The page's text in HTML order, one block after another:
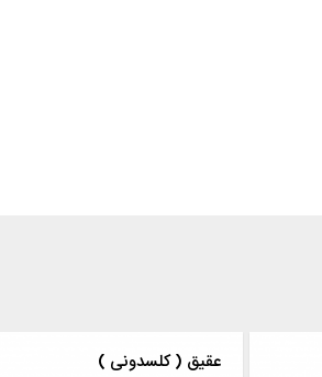
عقیق ( کلسدونی )